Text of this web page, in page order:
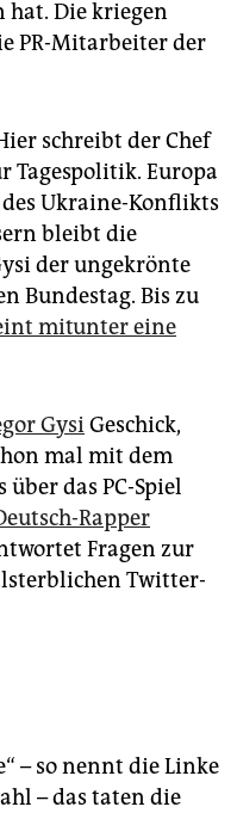
hat. Die kriegen
PR-Mitarbeiter der
schreibt der Chef
Tagespolitik. Europa
Ukraine-Konflikts
bleibt die
der ungekrönte
Bundestag. Bis zu
mitunter eine
GysiGeschick,
mal mit dem
über das PC-Spiel
Rapper
Fragen zur
Twitter-
– so nennt die Linke
– das taten die